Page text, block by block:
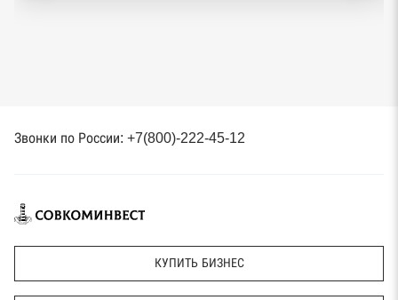
Звонки по России: +7(800)-222-45-12
КУПИТЬ БИЗНЕС